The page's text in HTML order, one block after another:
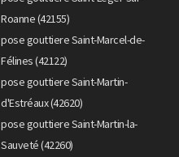
Roanne (42155)
pose gouttiere Saint-Marcel-de-
Félines (42122)
pose gouttiere Saint-Martin-
d'Estréaux (42620)
pose gouttiere Saint-Martin-la-
Sauveté (42260)